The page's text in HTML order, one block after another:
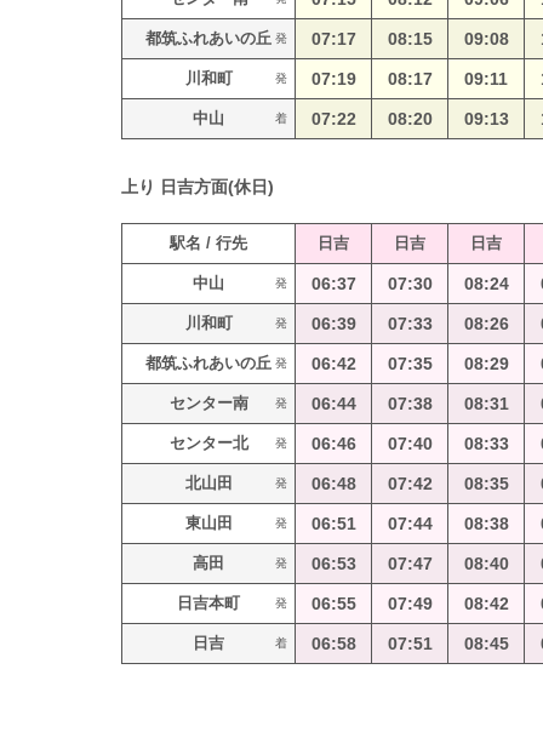
都筑ふれあいの丘 発 07:17 08:15 09:08
川和町 発 07:19 08:17 09:11
中山 着 07:22 08:20 09:13
上り 日吉方面(休日)
駅名 / 行先 日吉 日吉 日吉
中山 発 06:37 07:30 08:24
川和町 発 06:39 07:33 08:26
都筑ふれあいの丘 発 06:42 07:35 08:29
センター南 発 06:44 07:38 08:31
センター北 発 06:46 07:40 08:33
北山田 発 06:48 07:42 08:35
東山田 発 06:51 07:44 08:38
高田 発 06:53 07:47 08:40
日吉本町 発 06:55 07:49 08:42
日吉 着 06:58 07:51 08:45